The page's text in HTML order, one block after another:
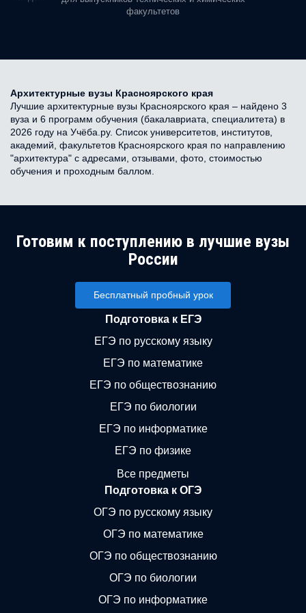
факультетов
Архитектурные вузы Красноярского края
Лучшие архитектурные вузы Красноярского края – найдено 3
вуза и 6 программ обучения (бакалавриата, специалитета) в
2026 году на Учёба.ру. Список университетов, институтов,
академий, факультетов Красноярского края по направлению
"архитектура" с адресами, отзывами, фото, стоимостью
обучения и проходным баллом.
Готовим к поступлению в лучшие вузы
России
Бесплатный пробный урок
Подготовка к ЕГЭ
ЕГЭ по русскому языку
ЕГЭ по математике
ЕГЭ по обществознанию
ЕГЭ по биологии
ЕГЭ по информатике
ЕГЭ по физике
Все предметы
Подготовка к ОГЭ
ОГЭ по русскому языку
ОГЭ по математике
ОГЭ по обществознанию
ОГЭ по биологии
ОГЭ по информатике